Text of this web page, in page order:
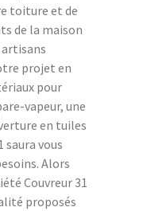
toiture et de
de la maison
artisans
projet en
pour
vapeur, une
en tuiles
saura vous
Alors
Couvreur 31
proposés